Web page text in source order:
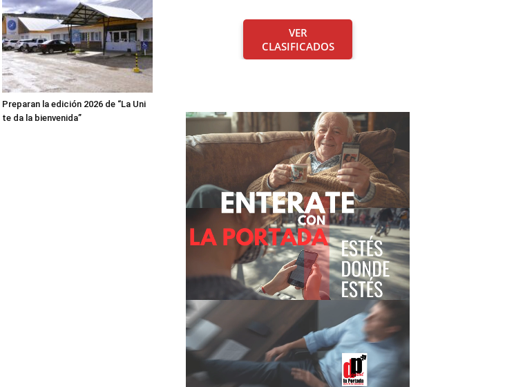
Preparan la edición 2026 de “La Uni
te da la bienvenida”
VER
CLASIFICADOS